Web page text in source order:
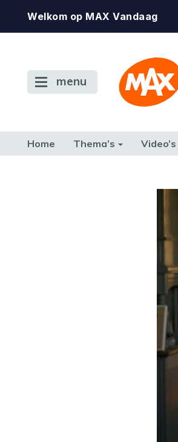
Welkom op MAX Vandaag
menu
Home Thema’s Video’s